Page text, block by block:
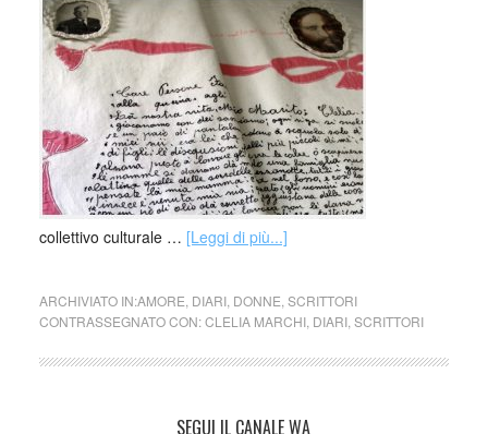
collettivo culturale … [Leggi di più...]
ARCHIVIATO IN:AMORE DIARI, DONNE SCRITTORI
CONTRASSEGNATO CON:CLELIA MARCHI, DIARI, SCRITTORI
SEGUI IL CANALE WA